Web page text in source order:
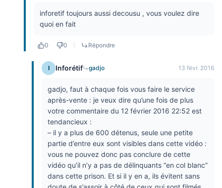
inforetif toujours aussi decousu , vous voulez dire
quoi en fait
0 0 Répondre
I Inforétif gadjo 13 févr. 2016
gadjo, faut à chaque fois vous faire le service
après-vente : je veux dire qu’une fois de plus
votre commentaire du 12 février 2016 22:52 est
tendancieux :
– il y a plus de 600 détenus, seule une petite
partie d’entre eux sont visibles dans cette vidéo :
vous ne pouvez donc pas conclure de cette
vidéo qu’il n’y a pas de délinquants “en col blanc”
dans cette prison. Et si il y en a, ils évitent sans